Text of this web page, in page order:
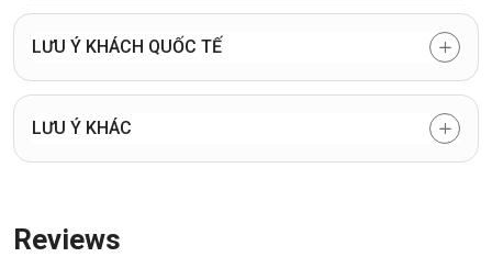
LƯU Ý KHÁCH QUỐC TẾ
LƯU Ý KHÁC
Reviews